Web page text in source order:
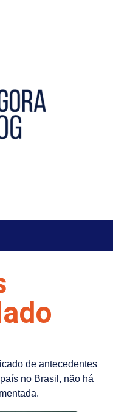
de antecedentes
no Brasil, não há